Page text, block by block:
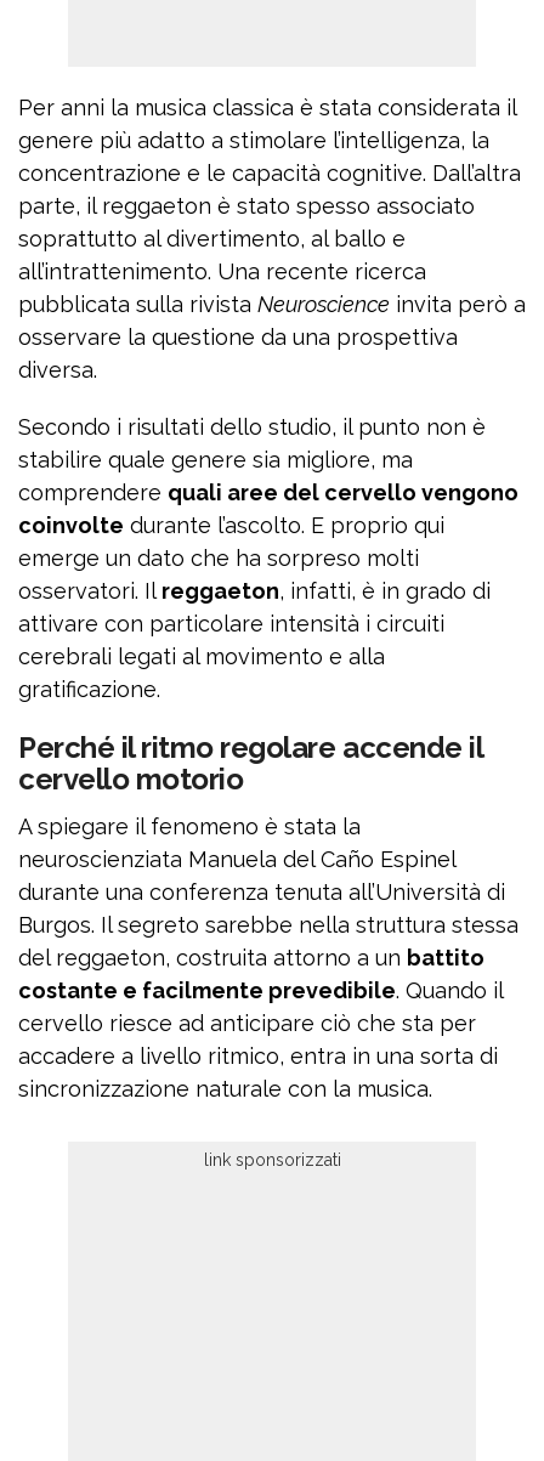
Per anni la musica classica è stata considerata il
genere più adatto a stimolare l’intelligenza, la
concentrazione e le capacità cognitive. Dall’altra
parte, il reggaeton è stato spesso associato
soprattutto al divertimento, al ballo e
all’intrattenimento. Una recente ricerca
pubblicata sulla rivista Neuroscience invita però a
osservare la questione da una prospettiva
diversa.
Secondo i risultati dello studio, il punto non è
stabilire quale genere sia migliore, ma
comprendere quali aree del cervello vengono
coinvolte durante l’ascolto. E proprio qui
emerge un dato che ha sorpreso molti
osservatori. Ilreggaeton, infatti, è in grado di
attivare con particolare intensità i circuiti
cerebrali legati al movimento e alla
gratificazione.
Perché il ritmo regolare accende il
cervello motorio
A spiegare il fenomeno è stata la
neuroscienziata Manuela del Caño Espinel
durante una conferenza tenuta all’Università di
Burgos. Il segreto sarebbe nella struttura stessa
del reggaeton, costruita attorno a un battito
costante e facilmente prevedibile. Quando il
cervello riesce ad anticipare ciò che sta per
accadere a livello ritmico, entra in una sorta di
sincronizzazione naturale con la musica.